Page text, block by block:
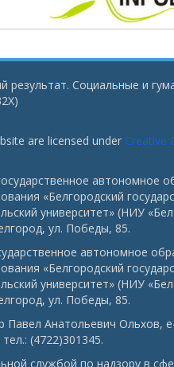
результат. Социальные и
are licensed under Creative
автономное
«Белгородский
университет» (НИУ
ул. Победы, 85.
автономное
«Белгородский
университет» (НИУ
ул. Победы, 85.
Павел Анатольевич Ольхов,
тел.: (4722)301345.
службой по надзору в